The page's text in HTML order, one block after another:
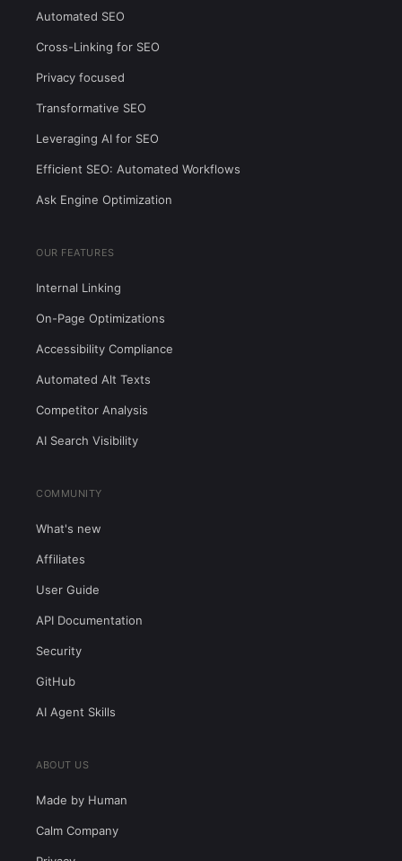
Automated SEO
Cross-Linking for SEO
Privacy focused
Transformative SEO
Leveraging AI for SEO
Efficient SEO: Automated Workflows
Ask Engine Optimization
OUR FEATURES
Internal Linking
On-Page Optimizations
Accessibility Compliance
Automated Alt Texts
Competitor Analysis
AI Search Visibility
COMMUNITY
What's new
Affiliates
User Guide
API Documentation
Security
GitHub
AI Agent Skills
ABOUT US
Made by Human
Calm Company